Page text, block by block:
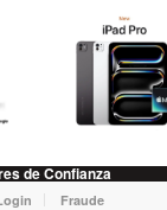
de Confianza
Fraude